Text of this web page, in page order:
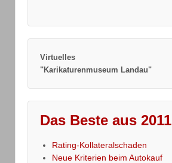
Virtuelles
"Karikaturenmuseum Landau"
Das Beste aus 2011
Rating-Kollateralschaden
Neue Kriterien beim Autokauf